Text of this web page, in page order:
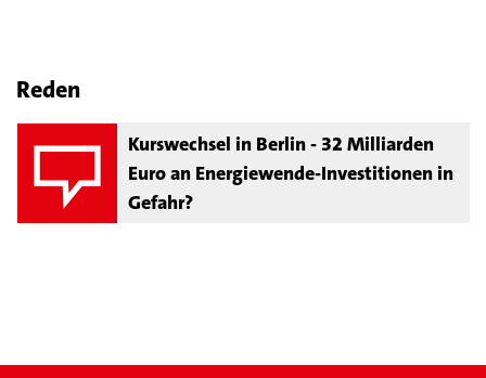
Reden
Kurswechsel in Berlin - 32 Milliarden
Euro an Energiewende-Investitionen in
Gefahr?